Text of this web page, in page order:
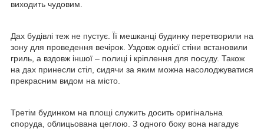
виходить чудовим.
Дах будівлі теж не пустує. Її мешканці будинку перетворили на
зону для проведення вечірок. Уздовж однієї стіни встановили
гриль, а вздовж іншої – полиці і кріплення для посуду. Також
на дах принесли стіл, сидячи за яким можна насолоджуватися
прекрасним видом на місто.
Третім будинком на площі служить досить оригінальна
споруда, облицьована цеглою. З одного боку вона нагадує